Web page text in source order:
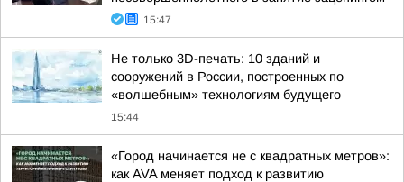
15:47
Не только 3D-печать: 10 зданий и
сооружений в России, построенных по
«волшебным» технологиям будущего
15:44
«Город начинается не с квадратных метров»:
как AVA меняет подход к развитию